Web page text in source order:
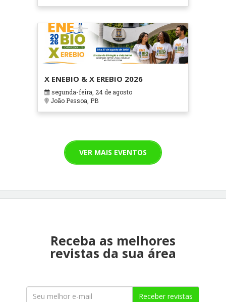
X ENEBIO & X EREBIO 2026
segunda-feira, 24 de agosto
João Pessoa, PB
VER MAIS EVENTOS
Receba as melhores
revistas da sua área
Receber revistas